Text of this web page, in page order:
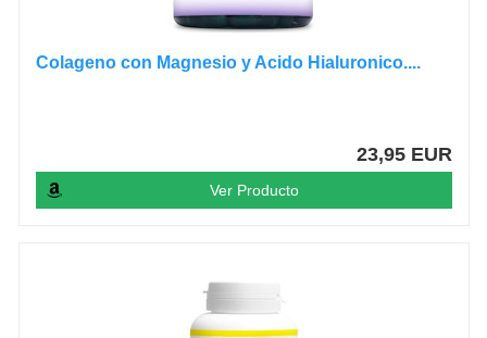
Colageno con Magnesio y Acido Hialuronico....
23,95 EUR
Ver Producto